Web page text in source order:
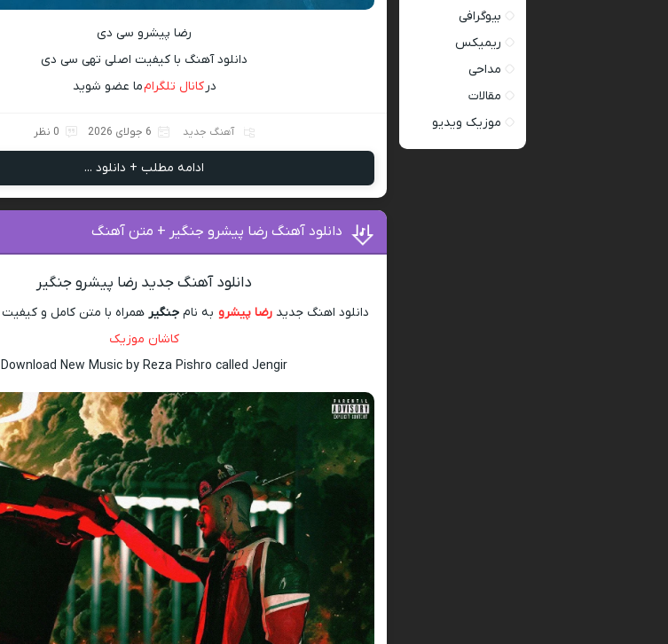
رضا پیشرو سی دی
دانلود آهنگ با کیفیت اصلی تهی سی دی
درکانال تلگرامما عضو شوید
آهنگ جدید 6 جولای 2026 0 نظر
ادامه مطلب + دانلود ...
دانلود آهنگ رضا پیشرو جنگیر + متن آهنگ
دانلود آهنگ جدید رضا پیشرو جنگیر
دانلود اهنگ جدید رضا پیشرو به نام جنگیرهمراه با متن کامل و کیفیت 320 از رسانه ی
کاشان موزیک
Download New Music by Reza Pishro called Jengir
بیوگرافی
ریمیکس
مداحی
مقالات
موزیک ویدیو